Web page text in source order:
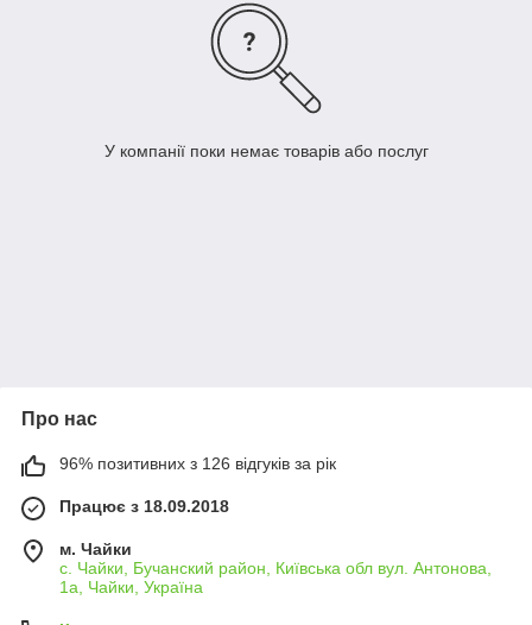
У компанії поки немає товарів або послуг
Про нас
96% позитивних з 126 відгуків за рік
Працює з 18.09.2018
м. Чайки
с. Чайки, Бучанский район, Київська обл вул. Антонова,
1а, Чайки, Україна